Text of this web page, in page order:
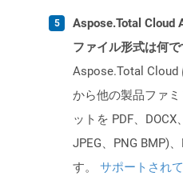
Aspose.Total Cloud
ファイル形式は何で
Aspose.Total Cloud
から他の製品ファ
ットを PDF、DOCX
JPEG、PNG BMP)
す。 サポートされ